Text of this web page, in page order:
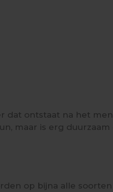
dat ontstaat na het
maar is erg
op bijna alle